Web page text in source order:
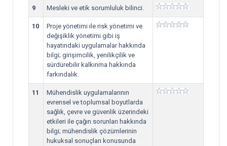
9 Mesleki ve etik sorumluluk bilinci.
10
Proje yönetimi ile risk yönetimi ve
değişiklik yönetimi gibi iş
hayatındaki uygulamalar hakkında
bilgi; girişimcilik, yenilikçilik ve
sürdürebilir kalkınma hakkında
farkındalık.
11
Mühendislik uygulamalarının
evrensel ve toplumsal boyutlarda
sağlık, çevre ve güvenlik üzerindeki
etkileri ile çağın sorunları hakkında
bilgi; mühendislik çözümlerinin
hukuksal sonuçları konusunda